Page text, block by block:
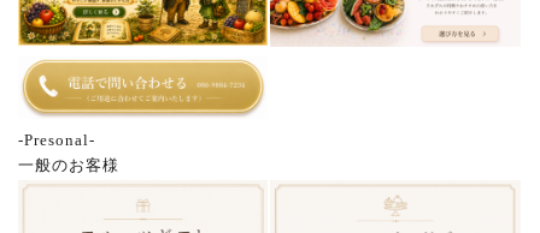
-Presonal-
一般のお客様